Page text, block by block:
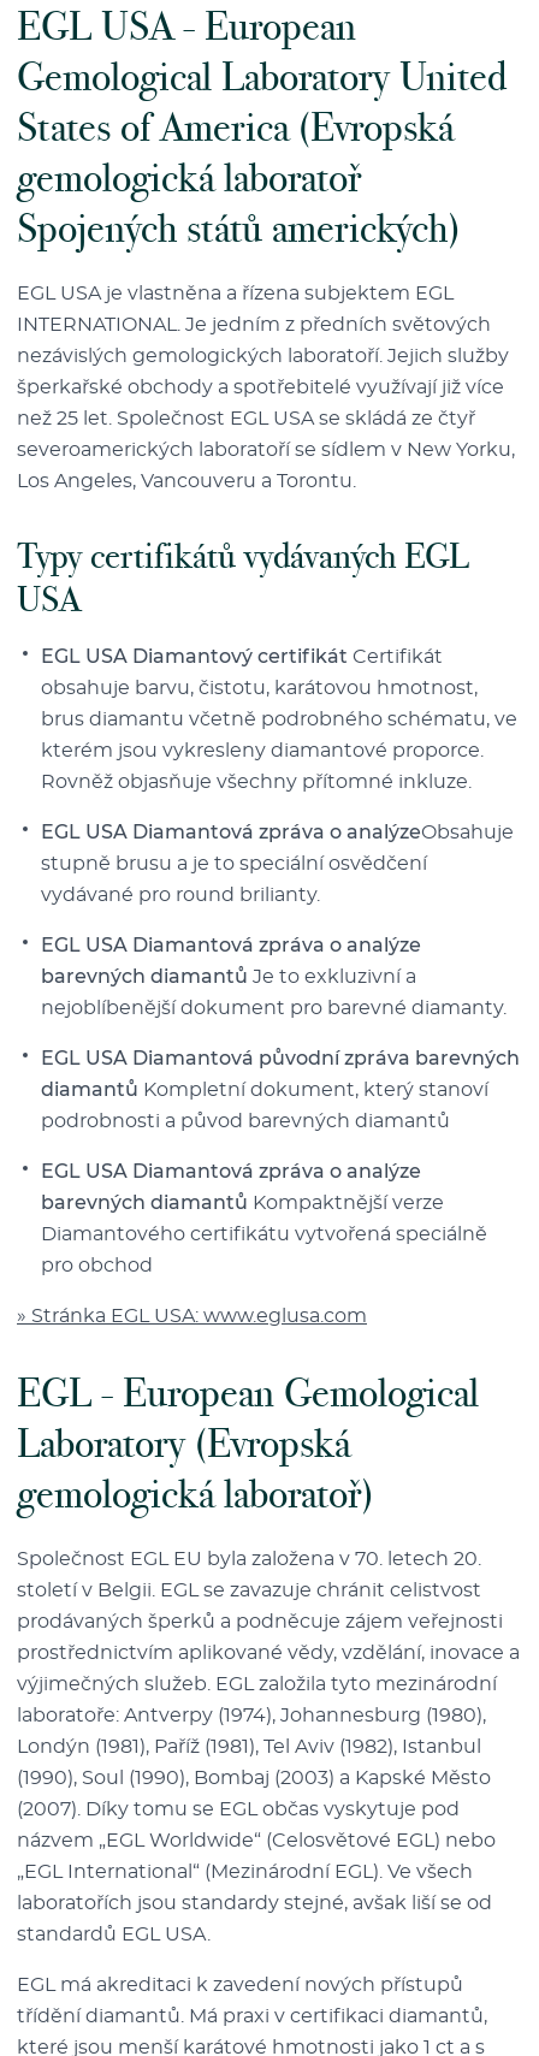
EGL USA - European
Gemological Laboratory United
States of America (Evropská
gemologická laboratoř
Spojených států amerických)
EGL USA je vlastněna a řízena subjektem EGL
INTERNATIONAL. Je jedním z předních světových
nezávislých gemologických laboratoří. Jejich služby
šperkařské obchody a spotřebitelé využívají již více
než 25 let. Společnost EGL USA se skládá ze čtyř
severoamerických laboratoří se sídlem v New Yorku,
Los Angeles, Vancouveru a Torontu.
Typy certifikátů vydávaných EGL
USA
EGL USA Diamantový certifikát Certifikát
obsahuje barvu, čistotu, karátovou hmotnost,
brus diamantu včetně podrobného schématu, ve
kterém jsou vykresleny diamantové proporce.
Rovněž objasňuje všechny přítomné inkluze.
EGL USA Diamantová zpráva o analýzeObsahuje
stupně brusu a je to speciální osvědčení
vydávané pro round brilianty.
EGL USA Diamantová zpráva o analýze
barevných diamantů Je to exkluzivní a
nejoblíbenější dokument pro barevné diamanty.
EGL USA Diamantová původní zpráva barevných
diamantů Kompletní dokument, který stanoví
podrobnosti a původ barevných diamantů
EGL USA Diamantová zpráva o analýze
barevných diamantů Kompaktnější verze
Diamantového certifikátu vytvořená speciálně
pro obchod
» Stránka EGL USA: www.eglusa.com
EGL - European Gemological
Laboratory (Evropská
gemologická laboratoř)
Společnost EGL EU byla založena v 70. letech 20.
století v Belgii. EGL se zavazuje chránit celistvost
prodávaných šperků a podněcuje zájem veřejnosti
prostřednictvím aplikované vědy, vzdělání, inovace a
výjimečných služeb. EGL založila tyto mezinárodní
laboratoře: Antverpy (1974), Johannesburg (1980),
Londýn (1981), Paříž (1981), Tel Aviv (1982), Istanbul
(1990), Soul (1990), Bombaj (2003) a Kapské Město
(2007). Díky tomu se EGL občas vyskytuje pod
názvem „EGL Worldwide“ (Celosvětové EGL) nebo
„EGL International“ (Mezinárodní EGL). Ve všech
laboratořích jsou standardy stejné, avšak liší se od
standardů EGL USA.
EGL má akreditaci k zavedení nových přístupů
třídění diamantů. Má praxi v certifikaci diamantů,
které jsou menší karátové hmotnosti jako 1 ct a s